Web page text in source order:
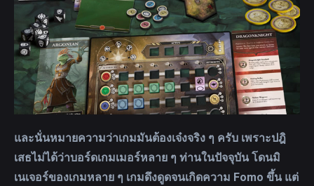
และนั่นหมายความว่าเกมมันต้องเจ๋งจริง ๆ ครับ เพราะปฎิ
เสธไม่ได้ว่าบอร์ดเกมเมอร์หลาย ๆ ท่านในปัจจุบัน โดนมิ
เนเจอร์ของเกมหลาย ๆ เกมดึงดูดจนเกิดความ Fomo ขึ้น แต่